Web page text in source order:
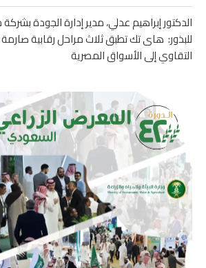
الدكتور إبراهيم عدلي، مدير إدارة الجودة
للبذور: هاى تك تطبق ثلاث مراحل رقابية
التقاوي إلى الأسواق المصرية